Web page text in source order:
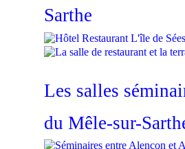
Sarthe
Les salles
du Mêle-sur-